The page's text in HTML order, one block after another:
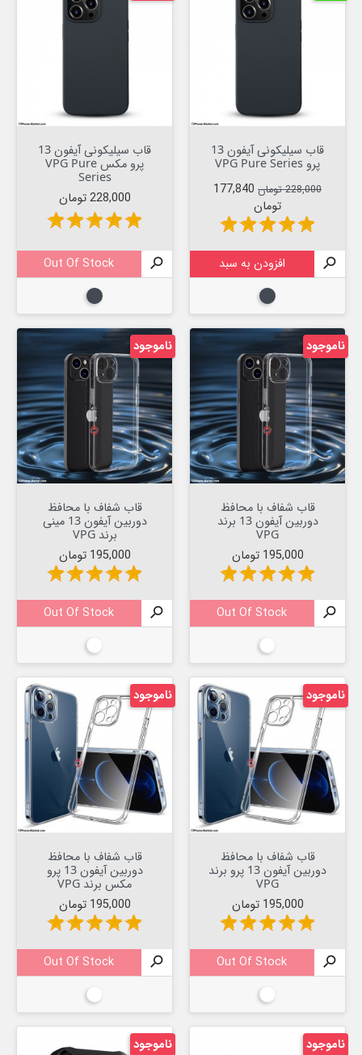
قاب سیلیکونی آیفون 13
پرو VPG Pure Series
قیمت عادی
228,000 تومان قیمت
177,840
تومان
star
star
star
star
star

افزودن به سبد
مشکی
قاب سیلیکونی آیفون 13
پرو مکس VPG Pure
Series
قیمت
228,000 تومان
star
star
star
star
star

Out Of Stock
مشکی
قاب شفاف با محافظ
دوربین آیفون 13 برند
VPG
قیمت
195,000 تومان
star
star
star
star
star

Out Of Stock
بیرنگ
ناموجود
قاب شفاف با محافظ
دوربین آیفون 13 مینی
برند VPG
قیمت
195,000 تومان
star
star
star
star
star

Out Of Stock
بیرنگ
ناموجود
قاب شفاف با محافظ
دوربین آیفون 13 پرو برند
VPG
قیمت
195,000 تومان
star
star
star
star
star

Out Of Stock
بیرنگ
ناموجود
قاب شفاف با محافظ
دوربین آیفون 13 پرو
مکس برند VPG
قیمت
195,000 تومان
star
star
star
star
star

Out Of Stock
بیرنگ
ناموجود
ناموجود ناموجود